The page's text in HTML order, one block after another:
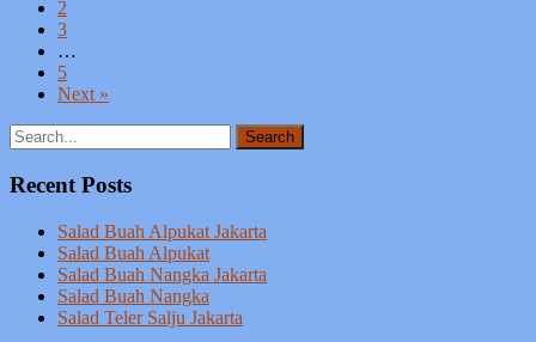
navigation
2
3
…
5
Next »
Search
for:
Recent Posts
Salad Buah Alpukat Jakarta
Salad Buah Alpukat
Salad Buah Nangka Jakarta
Salad Buah Nangka
Salad Teler Salju Jakarta